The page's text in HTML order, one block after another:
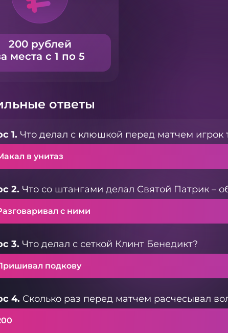
200 рублей
места с 1 по 5
ответы
1. Что делал с клюшкой перед матчем игрок
в унитаз
2. Что со штангами делал Святой Патрик –
с ними
3. Что делал с сеткой Клинт Бенедикт?
подкову
4. Сколько раз перед матчем расчесывал